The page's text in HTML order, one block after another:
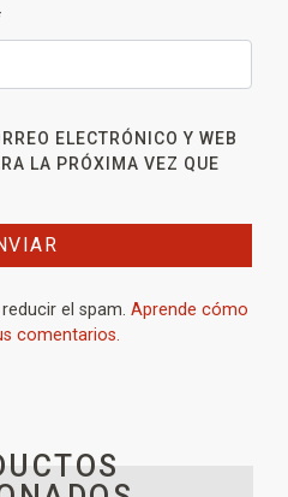
ELECTRÓNICO Y WEB
LA PRÓXIMA VEZ QUE
el spam. Aprende cómo
comentarios.